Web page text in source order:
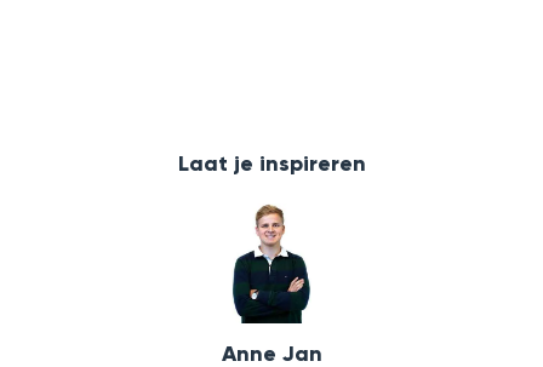
Laat je inspireren
Anne Jan